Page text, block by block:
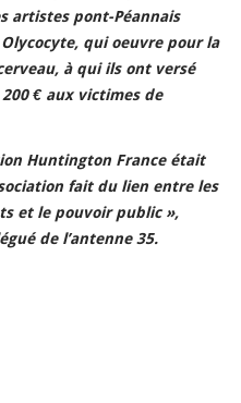
artistes pont-Péannais
qui oeuvre pour la
à qui ils ont versé
€ aux victimes de
Huntington France était
fait du lien entre les
et le pouvoir public »,
de l’antenne 35.